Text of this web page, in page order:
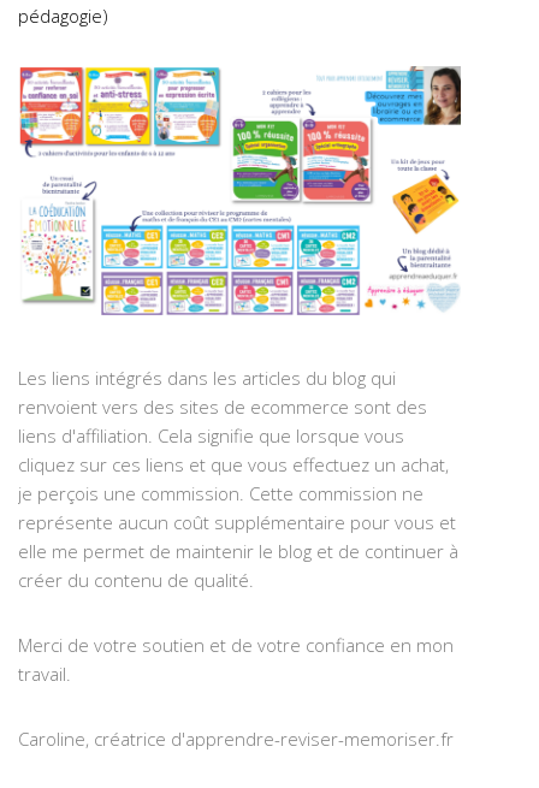
pédagogie)
Les liens intégrés dans les articles du blog qui
renvoient vers des sites de ecommerce sont des
liens d'affiliation. Cela signifie que lorsque vous
cliquez sur ces liens et que vous effectuez un achat,
je perçois une commission. Cette commission ne
représente aucun coût supplémentaire pour vous et
elle me permet de maintenir le blog et de continuer à
créer du contenu de qualité.
Merci de votre soutien et de votre confiance en mon
travail.
Caroline, créatrice d'apprendre-reviser-memoriser.fr